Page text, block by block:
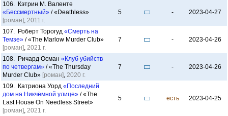
106. Кэтрин М. Валенте
«Бессмертный» / «Deathless»
[роман], 2011 г.
5 - 2023-04-27
107. Роберт Торогуд «Смерть на
Темзе» / «The Marlow Murder Club»
[роман], 2021 г.
7 - 2023-04-26
108. Ричард Осман «Клуб убийств
по четвергам» / «The Thursday
Murder Club» [роман], 2020 г.
7 - 2023-04-26
109. Катриона Уорд «Последний
дом на Никчёмной улице» / «The
Last House On Needless Street»
[роман], 2021 г.
5 есть 2023-04-25